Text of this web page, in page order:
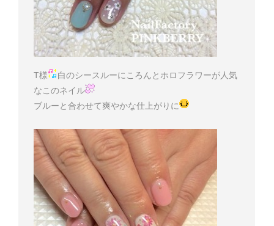
T様
白のシースルーにころんとホロフラワーが人気
なこのネイル
ブルーと合わせて爽やかな仕上がりに